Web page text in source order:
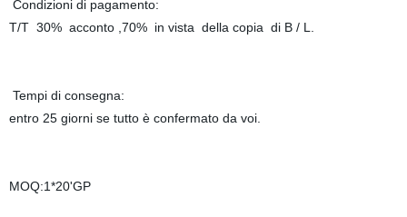
Condizioni di pagamento:
T/T 30% acconto ,70% in vista della copia di B / L.
Tempi di consegna:
entro 25 giorni se tutto è confermato da voi.
MOQ:1*20'GP